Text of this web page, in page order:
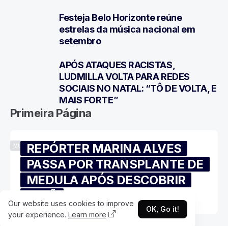
Festeja Belo Horizonte reúne
estrelas da música nacional em
setembro
APÓS ATAQUES RACISTAS,
LUDMILLA VOLTA PARA REDES
SOCIAIS NO NATAL: “TÔ DE VOLTA, E
MAIS FORTE”
Primeira Página
MÚSICAREPÓRTER MARINA ALVES
PASSA POR TRANSPLANTE DE
MEDULA APÓS DESCOBRIR
Our website uses cookies to improve
your experience. Learn more
OK, Go it!